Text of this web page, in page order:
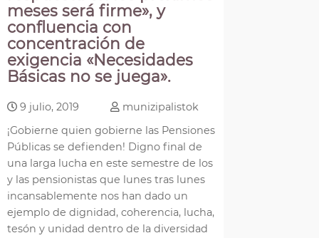
meses será firme», y
confluencia con
concentración de
exigencia «Necesidades
Básicas no se juega».
9 julio, 2019
munizipalistok
¡Gobierne quien gobierne las Pensiones
Públicas se defienden! Digno final de
una larga lucha en este semestre de los
y las pensionistas que lunes tras lunes
incansablemente nos han dado un
ejemplo de dignidad, coherencia, lucha,
tesón y unidad dentro de la diversidad